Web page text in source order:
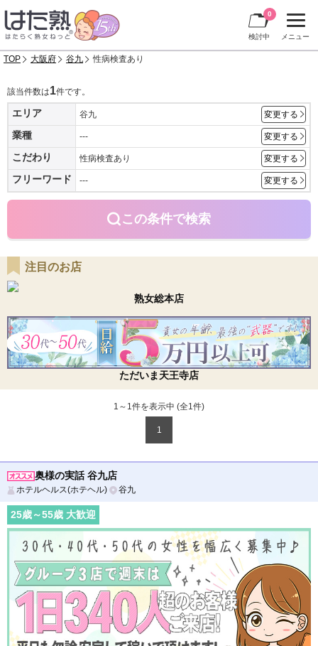
メニュー
検討中
0
TOP 大阪府 谷九 性病検査あり
該当件数は1件です。
エリア 谷九 変更する
業種 --- 変更する
こだわり 性病検査あり 変更する
フリーワード --- 変更する
この条件で検索
注目のお店
熟女総本店
ただいま天王寺店
1～1件を表示中 (全1件)
1
奥様の実話 谷九店
ホテルヘルス(ホテヘル) 谷九
25歳～55歳 大歓迎